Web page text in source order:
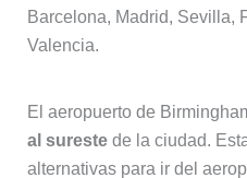
Barcelona, Madrid, Sevilla,
Valencia.
El aeropuerto de
al surestede la ciudad.
alternativas para ir del